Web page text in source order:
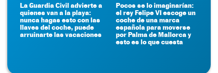
La Guardia Civil advierte a
quienes van a la playa:
nunca hagas esto con las
llaves del coche, puede
arruinarte las vacaciones
Pocos se lo imaginarían:
el rey Felipe VI escoge un
coche de una marca
española para moverse
por Palma de Mallorca y
esto es lo que cuesta